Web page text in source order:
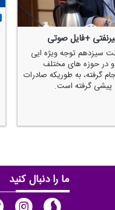
+فایل صوتی
سیزدهم توجه ویژه ایی
در حوزه های مختلف
گرفته، به طوریكه صادرات
پیشی گرفته است.
ما را دنبال کنید